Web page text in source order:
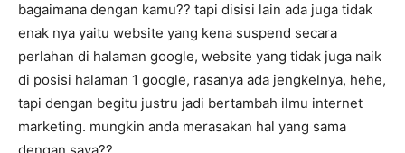
bagaimana dengan kamu?? tapi disisi lain ada juga tidak
enak nya yaitu website yang kena suspend secara
perlahan di halaman google, website yang tidak juga naik
di posisi halaman 1 google, rasanya ada jengkelnya, hehe,
tapi dengan begitu justru jadi bertambah ilmu internet
marketing. mungkin anda merasakan hal yang sama